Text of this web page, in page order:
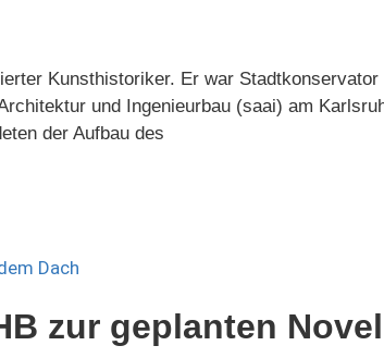
Kunsthistoriker. Er war
und Ingenieurbau (saai) am
der Aufbau des
zur geplanten